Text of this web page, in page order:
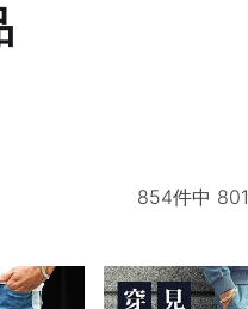
854件中 801